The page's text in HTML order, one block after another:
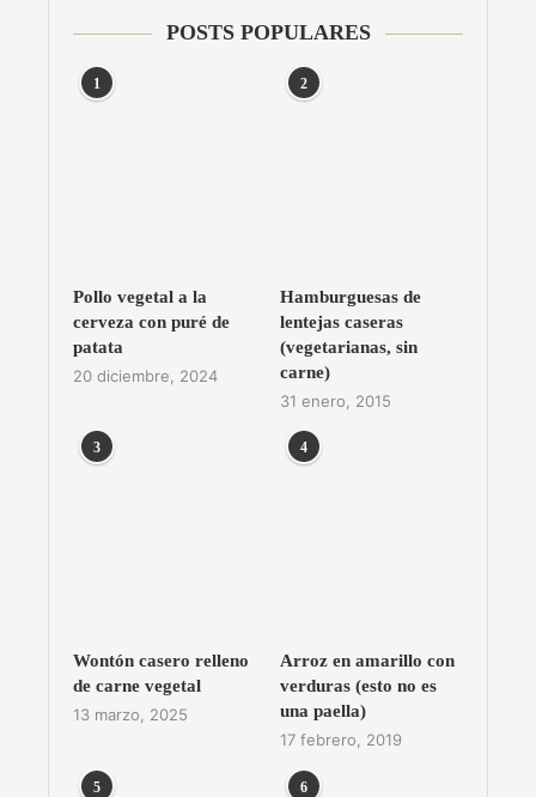
POSTS POPULARES
1
Pollo vegetal a la
cerveza con puré de
patata
20 diciembre, 2024
2
Hamburguesas de
lentejas caseras
(vegetarianas, sin
carne)
31 enero, 2015
3
Wontón casero relleno
de carne vegetal
13 marzo, 2025
4
Arroz en amarillo con
verduras (esto no es
una paella)
17 febrero, 2019
5 6